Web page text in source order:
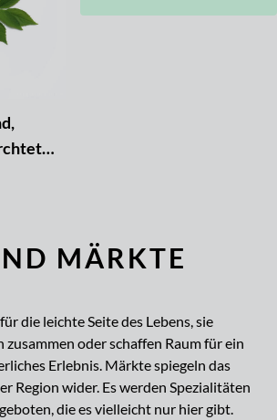
-
MÄRKTE
die leichte Seite des Lebens, sie
oder schaffen Raum für ein
Erlebnis. Märkte spiegeln das
Region wider. Es werden Spezialitäten
die es vielleicht nur hier gibt.